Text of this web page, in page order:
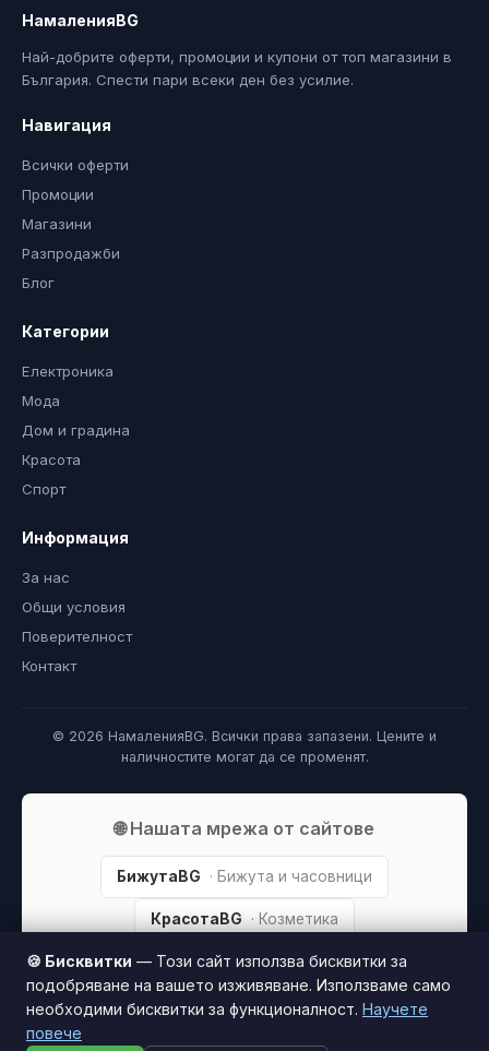
НамаленияBG
Най-добрите оферти, промоции и купони от топ магазини в
България. Спести пари всеки ден без усилие.
Навигация
Всички оферти
Промоции
Магазини
Разпродажби
Блог
Категории
Електроника
Мода
Дом и градина
Красота
Спорт
Информация
За нас
Общи условия
Поверителност
Контакт
© 2026 НамаленияBG. Всички права запазени. Цените и
наличностите могат да се променят.
🌐 Нашата мрежа от сайтове
БижутаBG · Бижута и часовници
КрасотаBG · Козметика
СпортBG · Спорт и фитнес
Patuvai · Пътуване
🍪 Бисквитки — Този сайт използва бисквитки за
подобряване на вашето изживяване. Използваме само
необходими бисквитки за функционалност. Научете
повече